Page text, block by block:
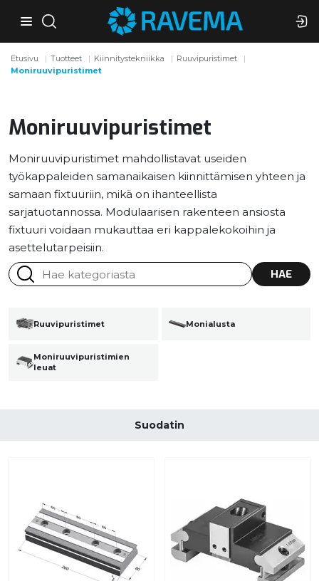
Etusivu Tuotteet Kiinnitystekniikka
Ruuvipuristimet
Moniruuvipuristimet
Moniruuvipuristimet
Moniruuvipuristimet mahdollistavat useiden
työkappaleiden samanaikaisen kiinnittämisen yhteen ja
samaan fixtuuriin, mikä on ihanteellista
sarjatuotannossa. Modulaarisen rakenteen ansiosta
fixtuuri voidaan mukauttaa eri kappalekokoihin ja
asettelutarpeisiin.
HAE
Ruuvipuristimet Monialusta
Moniruuvipuristimien
leuat
Suodatin